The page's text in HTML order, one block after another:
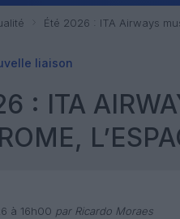
Été 2026 : ITA Airways
liaison
: ITA
à 16h00 par Ricardo Moraes